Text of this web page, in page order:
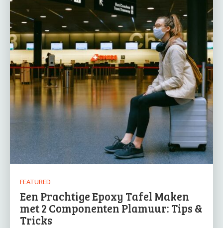
FEATURED
Een Prachtige Epoxy Tafel Maken
met 2 Componenten Plamuur: Tips &
Tricks